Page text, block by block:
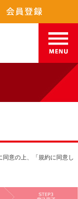
意の上、「規約に同意し